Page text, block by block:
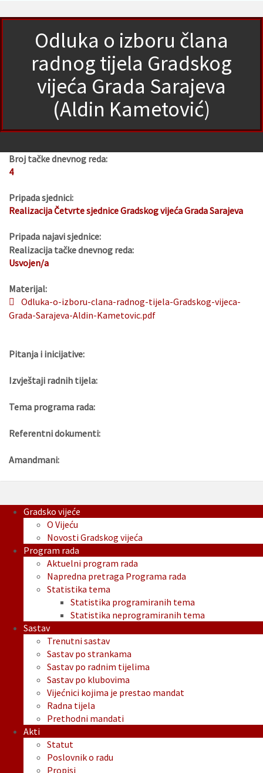
Odluka o izboru člana
radnog tijela Gradskog
vijeća Grada Sarajeva
(Aldin Kametović)
Broj tačke dnevnog reda:
4
Pripada sjednici:
Realizacija Četvrte sjednice Gradskog vijeća Grada Sarajeva
Pripada najavi sjednice:
Realizacija tačke dnevnog reda:
Usvojen/a
Materijal:
Odluka-o-izboru-clana-radnog-tijela-Gradskog-vijeca-
Grada-Sarajeva-Aldin-Kametovic.pdf
Pitanja i inicijative:
Izvještaji radnih tijela:
Tema programa rada:
Referentni dokumenti:
Amandmani:
Gradsko vijeće
O Vijeću
Novosti Gradskog vijeća
Program rada
Aktuelni program rada
Napredna pretraga Programa rada
Statistika tema
Statistika programiranih tema
Statistika neprogramiranih tema
Sastav
Trenutni sastav
Sastav po strankama
Sastav po radnim tijelima
Sastav po klubovima
Vijećnici kojima je prestao mandat
Radna tijela
Prethodni mandati
Akti
Statut
Poslovnik o radu
Propisi